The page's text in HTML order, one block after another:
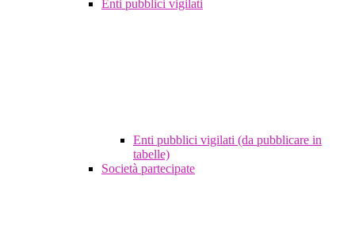
Enti pubblici vigilati
Enti pubblici vigilati (da pubblicare in
tabelle)
Società partecipate